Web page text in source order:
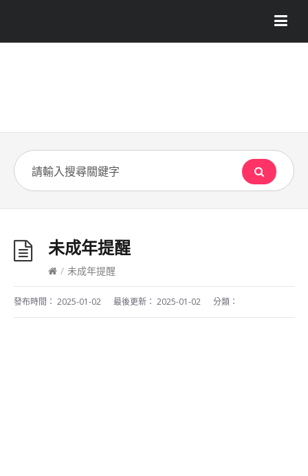
未成年提醒
/ 未成年提醒
發布時間： 2025-01-02 最後更新： 2025-01-02 分類：